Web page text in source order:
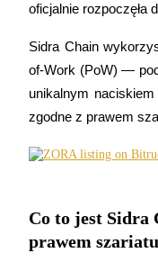
Kontrakty
Kontrakty
TradFi
towary
oficjalnie rozpoczęła
Sidra Chain
of-Work (PoW) —
unikalnym
zgodne z prawem
Co to jest Sidra
prawem